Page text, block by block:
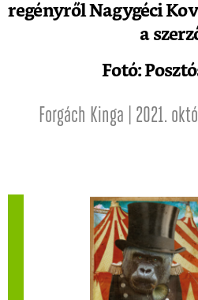
regényről Nagygéci
a
Fotó:
Forgách Kinga | 2021.